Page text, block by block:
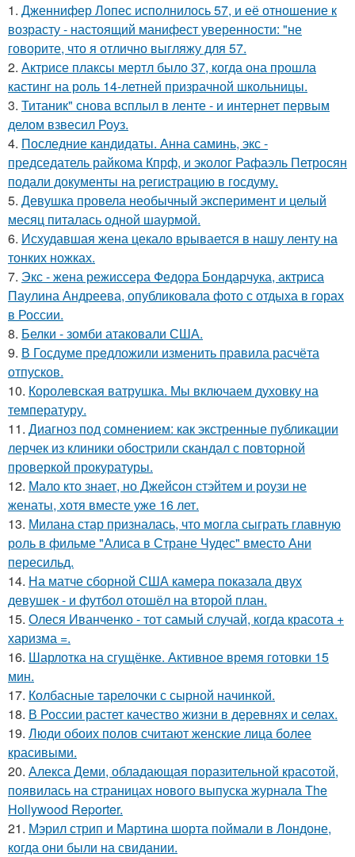
1. Дженнифер Лопес исполнилось 57, и её отношение к
возрасту - настоящий манифест уверенности: "не
говорите, что я отлично выгляжу для 57.
2. Актрисе плаксы мертл было 37, когда она прошла
кастинг на роль 14-летней призрачной школьницы.
3. Титаник" снова всплыл в ленте - и интернет первым
делом взвесил Роуз.
4. Последние кандидаты. Анна саминь, экс -
председатель райкома Кпрф, и эколог Рафаэль Петросян
подали документы на регистрацию в госдуму.
5. Девушка провела необычный эксперимент и целый
месяц питалась одной шаурмой.
6. Исхудавшая жена цекало врывается в нашу ленту на
тонких ножках.
7. Экс - жена режиссера Федора Бондарчука, актриса
Паулина Андреева, опубликовала фото с отдыха в горах
в России.
8. Белки - зомби атаковали США.
9. В Госдуме пpeдложили изменить пpaвила расчёта
отпусков.
10. Королевская ватрушка. Мы включаем духовку на
температуру.
11. Диагноз под сомнением: как экстренные публикации
лерчек из клиники обострили скандал с повторной
проверкой прокуратуры.
12. Мало кто знает, но Джейсон стэйтем и роузи не
женаты, хотя вместе уже 16 лет.
13. Милана стар призналась, что могла сыграть главную
роль в фильме "Алиса в Стране Чудес" вместо Ани
пересильд.
14. На матче сборной США камера показала двух
девушек - и футбол отошёл на второй план.
15. Олеся Иванченко - тот самый случай, когда красота +
харизма =.
16. Шарлотка на сгущёнке. Активное время готовки 15
мин.
17. Колбасные тарелочки с сырной начинкой.
18. В России растет качество жизни в деревнях и селах.
19. Люди обоих полов считают женские лица более
красивыми.
20. Алекса Деми, обладающая поразительной красотой,
появилась на страницах нового выпуска журнала The
Hollywood Reporter.
21. Мэрил стрип и Мартина шорта поймали в Лондоне,
когда они были на свидании.